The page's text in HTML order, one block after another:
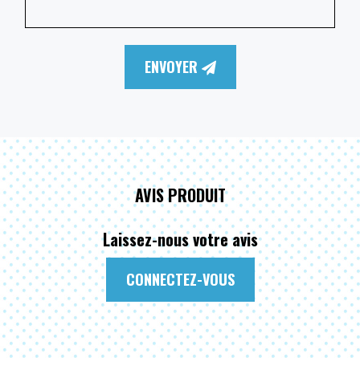
ENVOYER
AVIS PRODUIT
Laissez-nous votre avis
CONNECTEZ-VOUS